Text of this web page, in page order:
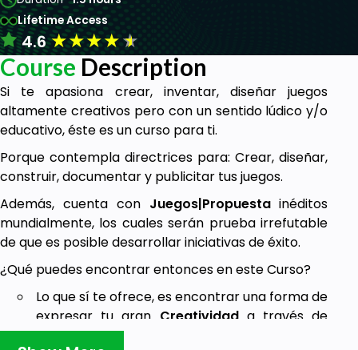
Lifetime Access
4.6★★★★★
Course Description
Si te apasiona crear, inventar, diseñar juegos
altamente creativos pero con un sentido lúdico y/o
educativo, éste es un curso para ti.
Porque contempla directrices para: Crear, diseñar,
construir, documentar y publicitar tus juegos.
Además, cuenta con Juegos|Propuestainéditos
mundialmente, los cuales serán prueba irrefutable
de que es posible desarrollar iniciativas de éxito.
¿Qué puedes encontrar entonces en este Curso?
Lo que sí te ofrece, es encontrar una forma de
expresar tu gran Creatividada través de
diseñar un ingenioso juego.